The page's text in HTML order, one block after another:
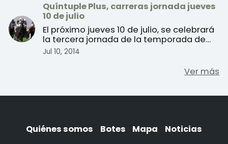
Quíntuple Plus, carreras jornada jueves
10 de julio
El próximo jueves 10 de julio, se celebrará
la tercera jornada de la temporada de
verano de carr ...
Jul 10, 2014
Ver más
Quiénes somos Botes Mapa
Noticias